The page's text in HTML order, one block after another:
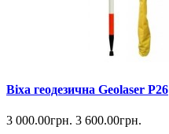
Віха геодезична Geolaser P26
3 000.00грн. 3 600.00грн.